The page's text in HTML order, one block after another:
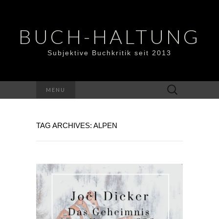
BUCH-HALTUNG
Subjektive Buchkritik seit 2013
MENU
Suchen
nach:
TAG ARCHIVES: ALPEN